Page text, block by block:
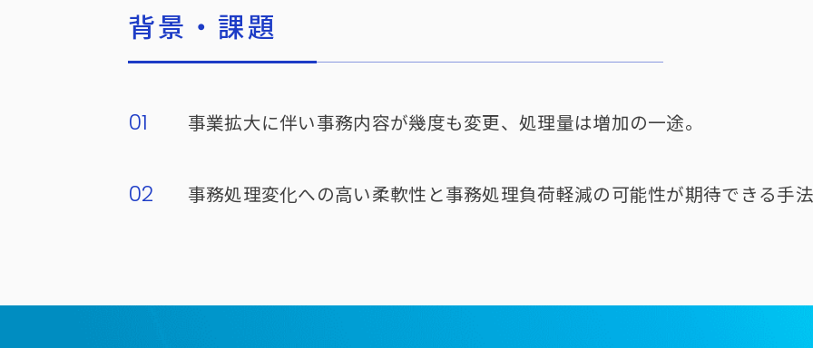
背景・課題
01 事業拡大に伴い事務内容が幾度も変更、処理量は増加の一途。
02 事務処理変化への高い柔軟性と事務処理負荷軽減の可能性が期待できる手